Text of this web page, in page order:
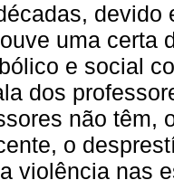
devido
uma certa
e social
dos
não têm,
o
violência nas